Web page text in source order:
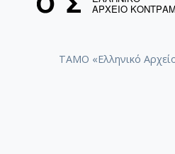
ΤΑΜΟ «Ελληνικό